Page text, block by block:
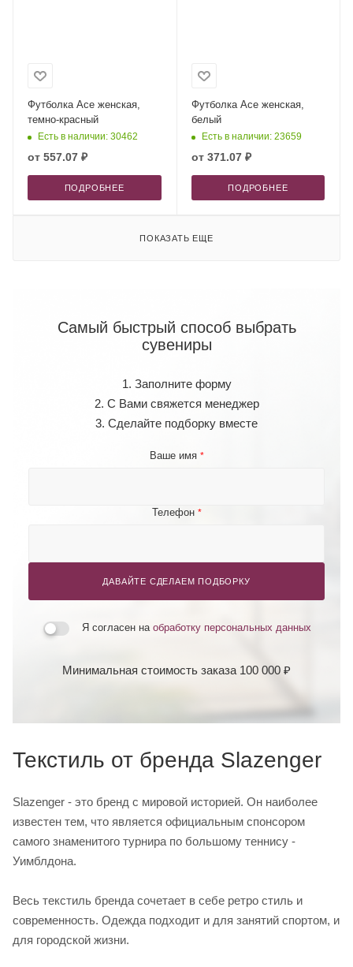
Футболка Ace женская,
темно-красный
Есть в наличии: 30462
от 557.07 ₽
ПОДРОБНЕЕ
Футболка Ace женская,
белый
Есть в наличии: 23659
от 371.07 ₽
ПОДРОБНЕЕ
ПОКАЗАТЬ ЕЩЕ
Самый быстрый способ выбрать
сувениры
1. Заполните форму
2. С Вами свяжется менеджер
3. Сделайте подборку вместе
Ваше имя *
Телефон *
ДАВАЙТЕ СДЕЛАЕМ ПОДБОРКУ
Я согласен на обработку персональных данных
Минимальная стоимость заказа 100 000 ₽
Текстиль от бренда Slazenger
Slazenger - это бренд с мировой историей. Он наиболее
известен тем, что является официальным спонсором
самого знаменитого турнира по большому теннису -
Уимблдона.
Весь текстиль бренда сочетает в себе ретро стиль и
современность. Одежда подходит и для занятий спортом, и
для городской жизни.